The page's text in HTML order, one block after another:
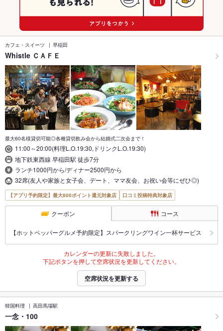
カフェ・スイーツ 早稲田
Whistle ＣＡＦＥ
最大60名様貸切可能◎各種貸切飲み会から結婚式二次会まで！
11:00～20:00(料理L.O.19:30,ドリンクL.O.19:30)
地下鉄東西線 早稲田駅 徒歩7分
ランチ1000円から/ディナー2500円から
32席(友人や家族と女子会、デート、ママ友会、お祝い会等にぜひ◎)
【アプリ予約限定】最大800ポイント還元対象店 口コミ投稿特典対象店
クーポン コース
【ホットペッパーグルメ予約限定】スパークリングワイン一杯サービス
カレンダーの更新に失敗しました。
下記ボタンを押して空席状況を更新してください。
空席状況を更新する
韓国料理 高田馬場駅
一念・100